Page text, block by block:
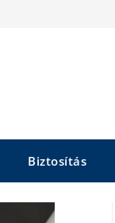
Biztosítás